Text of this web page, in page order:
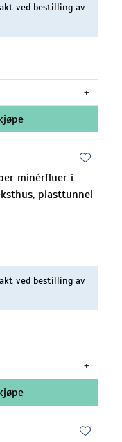
ved bestilling av
+
minérfluer i
plasttunnel
ved bestilling av
+